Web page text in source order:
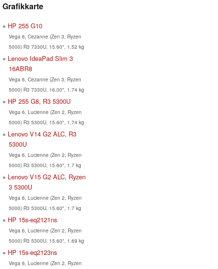
Grafikkarte
HP 255 G10
Vega 6, Cezanne (Zen 3, Ryzen
5000) R3 7330U, 15.60", 1.52 kg
Lenovo IdeaPad Slim 3
16ABR8
Vega 6, Cezanne (Zen 3, Ryzen
5000) R3 7330U, 16.00", 1.74 kg
HP 255 G8, R3 5300U
Vega 6, Lucienne (Zen 2, Ryzen
5000) R3 5300U, 15.60", 1.74 kg
Lenovo V14 G2 ALC, R3
5300U
Vega 6, Lucienne (Zen 2, Ryzen
5000) R3 5300U, 15.60", 1.7 kg
Lenovo V15 G2 ALC, Ryzen
3 5300U
Vega 6, Lucienne (Zen 2, Ryzen
5000) R3 5300U, 15.60", 1.7 kg
HP 15s-eq2121ns
Vega 6, Lucienne (Zen 2, Ryzen
5000) R3 5300U, 15.60", 1.69 kg
HP 15s-eq2123ns
Vega 6, Lucienne (Zen 2, Ryzen